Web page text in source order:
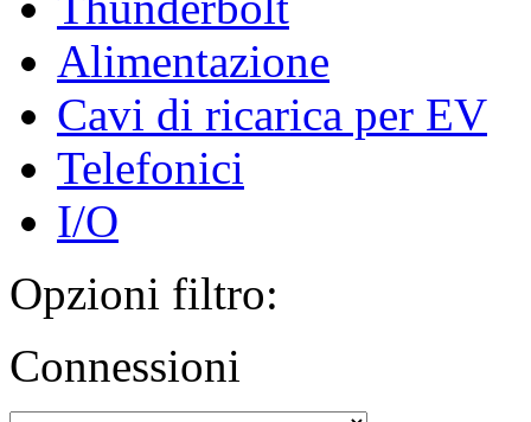
Alimentazione
Cavi di ricarica per EV
Telefonici
I/O
Opzioni filtro:
Connessioni